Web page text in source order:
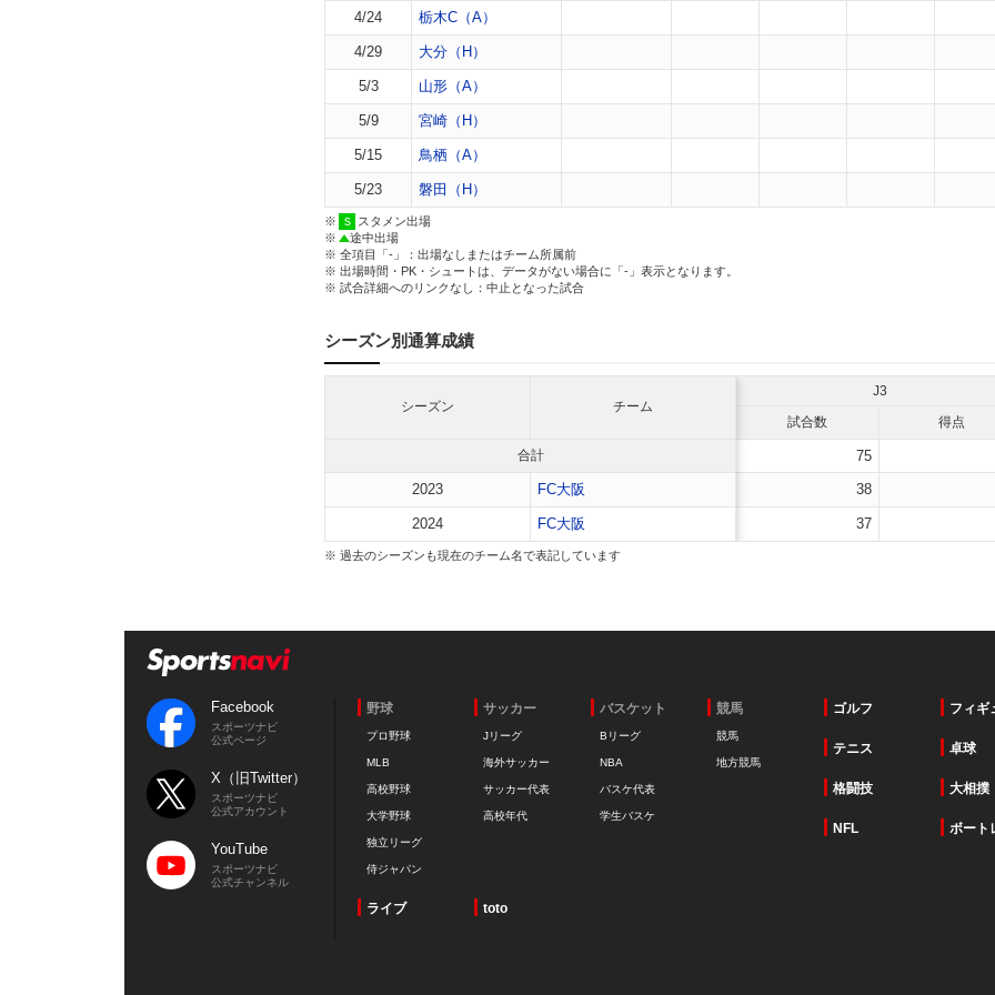
4/24 栃木C（A）
4/29 大分（H）
5/3 山形（A）
5/9 宮崎（H）
5/15 鳥栖（A）
5/23 磐田（H）
※
スタメン出場
※
途中出場
※ 全項目「-」：出場なしまたはチーム所属前
※ 出場時間・PK・シュートは、データがない場合に「-」表示となります。
※ 試合詳細へのリンクなし：中止となった試合
シーズン別通算成績
シーズン チーム
J3
試合数
得点
合計
75
2023
FC大阪 38
2024 FC大阪 37
※ 過去のシーズンも現在のチーム名で表記しています
Facebook
スポーツナビ
公式ページ
X（旧Twitter）
スポーツナビ
公式アカウント
YouTube
スポーツナビ
公式チャンネル
野球
プロ野球
MLB
高校野球
大学野球
独立リーグ
侍ジャパン
サッカー
Jリーグ
海外サッカー
サッカー代表
高校年代
バスケット
Bリーグ
NBA
バスケ代表
学生バスケ
競馬
競馬
地方競馬
ゴルフ フィギ
テニス 卓球
格闘技 大相撲
NFL ボート
ライブ toto